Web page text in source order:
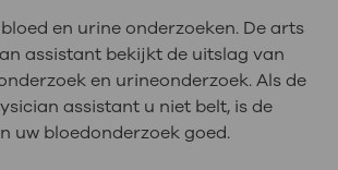
en urine onderzoeken. De arts
assistant bekijkt de uitslag van
en urineonderzoek. Als de
assistant u niet belt, is de
uw bloedonderzoek goed.